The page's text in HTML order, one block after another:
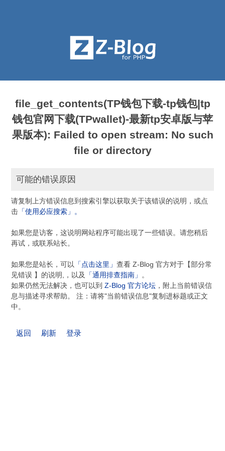
file_get_contents(TP钱包下载-tp钱包|tp
钱包官网下载(TPwallet)-最新tp安卓版与苹
果版本): Failed to open stream: No such
file or directory
可能的错误原因
请复制上方错误信息到搜索引擎以获取关于该错误的说明，或点
击 「使用必应搜索」。
如果您是访客，这说明网站程序可能出现了一些错误。请您稍后
再试，或联系站长。
如果您是站长，可以 「点击这里」查看 Z-Blog 官方对于【部分常
见错误 】的说明,，以及
「通用排查指南」 。
如果仍然无法解决，也可以到Z-Blog 官方论坛 ，附上当前错误信
息与描述寻求帮助。 注：请将"当前错误信息"复制进标题或正文
中。
返回 刷新 登录